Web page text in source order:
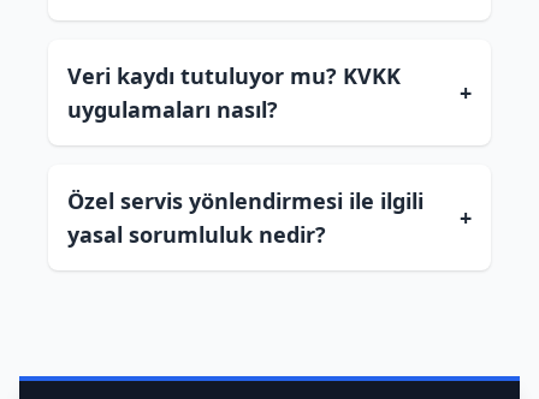
Veri kaydı tutuluyor mu? KVKK
uygulamaları nasıl?
+
Özel servis yönlendirmesi ile ilgili
yasal sorumluluk nedir?
+